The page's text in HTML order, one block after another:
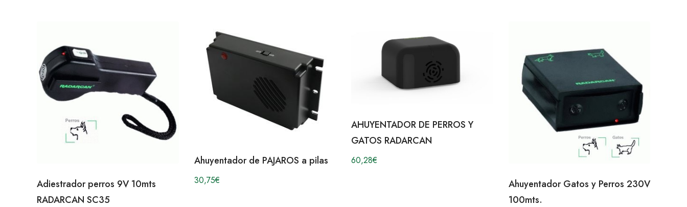
Adiestrador perros 9V 10mts
RADARCAN SC35
Ahuyentador de PAJAROS a pilas
30,75€
AHUYENTADOR DE PERROS Y
GATOS RADARCAN
60,28€
Ahuyentador Gatos y Perros 230V
100mts.